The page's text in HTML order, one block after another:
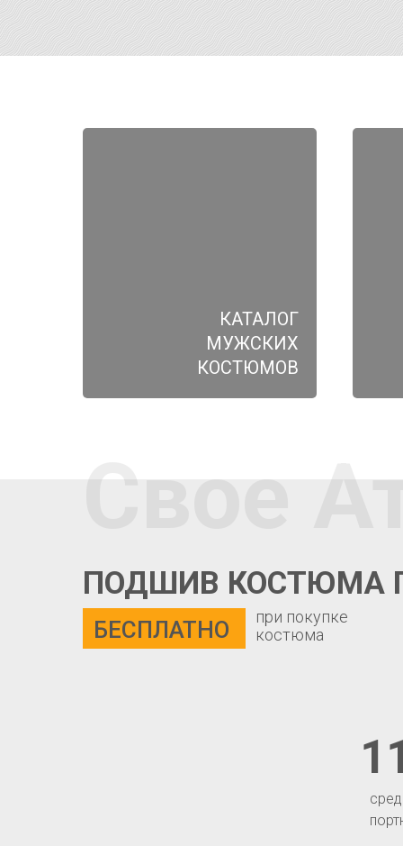
КАТАЛОГ
МУЖСКИХ
КОСТЮМОВ
Свое
ПОДШИВ КОСТЮМА
БЕСПЛАТНО
при покупке
костюма